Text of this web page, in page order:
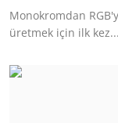
Monokromdan
üretmek için ilk kez...